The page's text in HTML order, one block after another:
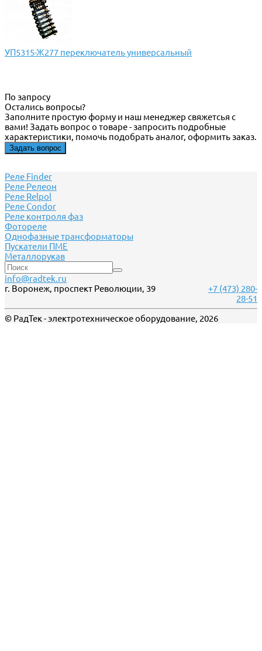
УП5315-Ж277 переключатель универсальный
По запросу
Остались вопросы?
Заполните простую форму и наш менеджер свяжетсья с
вами! Задать вопрос о товаре - запросить подробные
характеристики, помочь подобрать аналог, оформить заказ.
Задать вопрос
Реле Finder
Реле Релеон
Реле Relpol
Реле Сondor
Реле контроля фаз
Фотореле
Однофазные трансформаторы
Пускатели ПМЕ
Металлорукав
info@radtek.ru
г. Воронеж, проспект Революции, 39
+7 (473) 280-
28-51
© РадТек - электротехническое оборудование, 2026